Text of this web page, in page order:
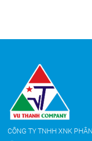
CÔNG TY TNHH XNK